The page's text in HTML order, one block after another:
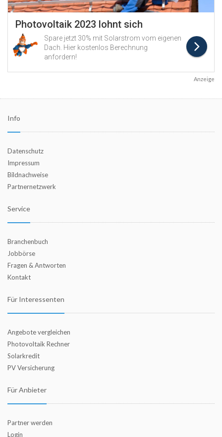
Anzeige
Info
Datenschutz
Impressum
Bildnachweise
Partnernetzwerk
Service
Branchenbuch
Jobbörse
Fragen & Antworten
Kontakt
Für Interessenten
Angebote vergleichen
Photovoltaik Rechner
Solarkredit
PV Versicherung
Für Anbieter
Partner werden
Login